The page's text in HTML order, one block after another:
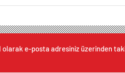
olarak e-posta adresiniz üzerinden